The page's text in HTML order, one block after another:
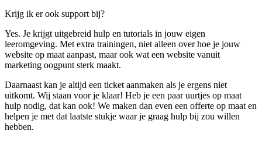
Krijg ik er ook support bij?
Yes. Je krijgt uitgebreid hulp en tutorials in jouw eigen
leeromgeving. Met extra trainingen, niet alleen over hoe je jouw
website op maat aanpast, maar ook wat een website vanuit
marketing oogpunt sterk maakt.
Daarnaast kan je altijd een ticket aanmaken als je ergens niet
uitkomt. Wij staan voor je klaar! Heb je een paar uurtjes op maat
hulp nodig, dat kan ook! We maken dan even een offerte op maat en
helpen je met dat laatste stukje waar je graag hulp bij zou willen
hebben.